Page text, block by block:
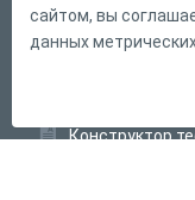
Форма
Конструктор
сайтом, вы
данных